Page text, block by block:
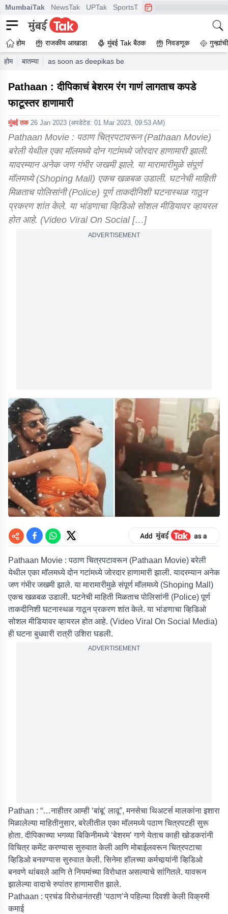
MumbaiTak NewsTak UPTak SportsTak CrimeTak
होम राजकीय आखाडा मुंबई Tak बैठक निवडणूक
होम बातम्या as soon as deepikas besharam rang song started the
Pathaan : दीपिकाचं बेशरम रंग गाणं लागताच कपडे
फाटूस्तर हाणामारी
मुंबई तक 26 Jan 2023 (अपडेटेड: 01 Mar 2023, 09:53 AM)
Pathaan Movie : पठाण चित्रपटावरून (Pathaan Movie)
बरेली येथील एका मॉलमध्ये दोन गटांमध्ये जोरदार हाणामारी झाली.
यादरम्यान अनेक जण गंभीर जखमी झाले. या मारामारीमुळे संपूर्ण
मॉलमध्ये (Shoping Mall) एकच खळबळ उडाली. घटनेची माहिती
मिळताच पोलिसांनी (Police) पूर्ण ताकदीनिशी घटनास्थळ गाठून
प्रकरण शांत केले. या भांडणाचा व्हिडिओ सोशल मीडियावर व्हायरल
होत आहे. (Video Viral On Social […]
ADVERTISEMENT
Pathaan Movie : पठाण चित्रपटावरून (Pathaan Movie) बरेली
येथील एका मॉलमध्ये दोन गटांमध्ये जोरदार हाणामारी झाली. यादरम्यान अनेक
जण गंभीर जखमी झाले. या मारामारीमुळे संपूर्ण मॉलमध्ये (Shoping Mall)
एकच खळबळ उडाली. घटनेची माहिती मिळताच पोलिसांनी (Police) पूर्ण
ताकदीनिशी घटनास्थळ गाठून प्रकरण शांत केले. या भांडणाचा व्हिडिओ
सोशल मीडियावर व्हायरल होत आहे. (Video Viral On Social Media)
ही घटना बुधवारी रात्री उशिरा घडली.
ADVERTISEMENT
Pathan : “…नाहीतर आम्ही ‘बांबू’ लावू”, मनसेचा थिअटर्स मालकांना इशारा
मिळालेल्या माहितीनुसार, बरेलीतील एका मॉलमध्ये पठाण चित्रपटही सुरू
होता. दीपिकाच्या भगव्या बिकिनीमध्ये ‘बेशरम’ गाणे येताच काही खोडकरांनी
विचित्र कमेंट करण्यास सुरुवात केली आणि मोबाईलवरून चित्रपटाचा
व्हिडिओ बनवण्यास सुरुवात केली. सिनेमा हॉलच्या कर्मचार्‍यांनी व्हिडिओ
बनवणे थांबवले आणि ते नियमांच्या विरोधात असल्याचे सांगितले. यावरून
झालेल्या वादाचे रुपांतर हाणामारीत झाले.
Pathaan : प्रचंड विरोधानंतरही ‘पठाण’ने पहिल्या दिवशी केली विक्रमी
कमाई